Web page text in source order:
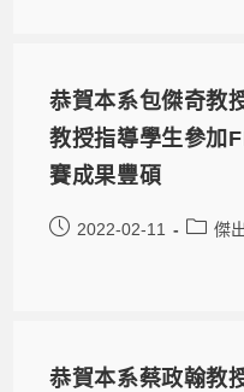
恭賀本系包傑奇教
教授指導學生參加
賽成果豐碩
2022-02-11 傑
恭賀本系蔡政翰教